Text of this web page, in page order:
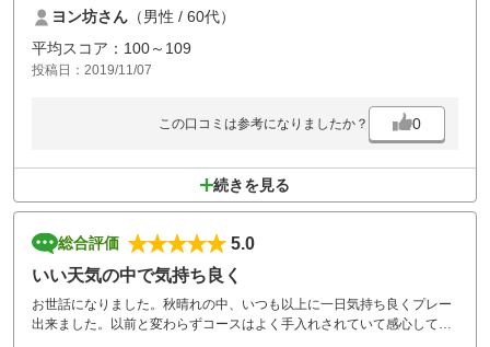
もう少しコンペの前と後ろを考えては？
ヨン坊さん （男性 / 60代）
平均スコア：100～109
投稿日：2019/11/07
この口コミは参考になりましたか？ 0
続きを見る
総合評価
5.0
いい天気の中で気持ち良く
お世話になりました。秋晴れの中、いつも以上に一日気持ち良くプレー
出来ました。以前と変わらずコースはよく手入れされていて感心してい